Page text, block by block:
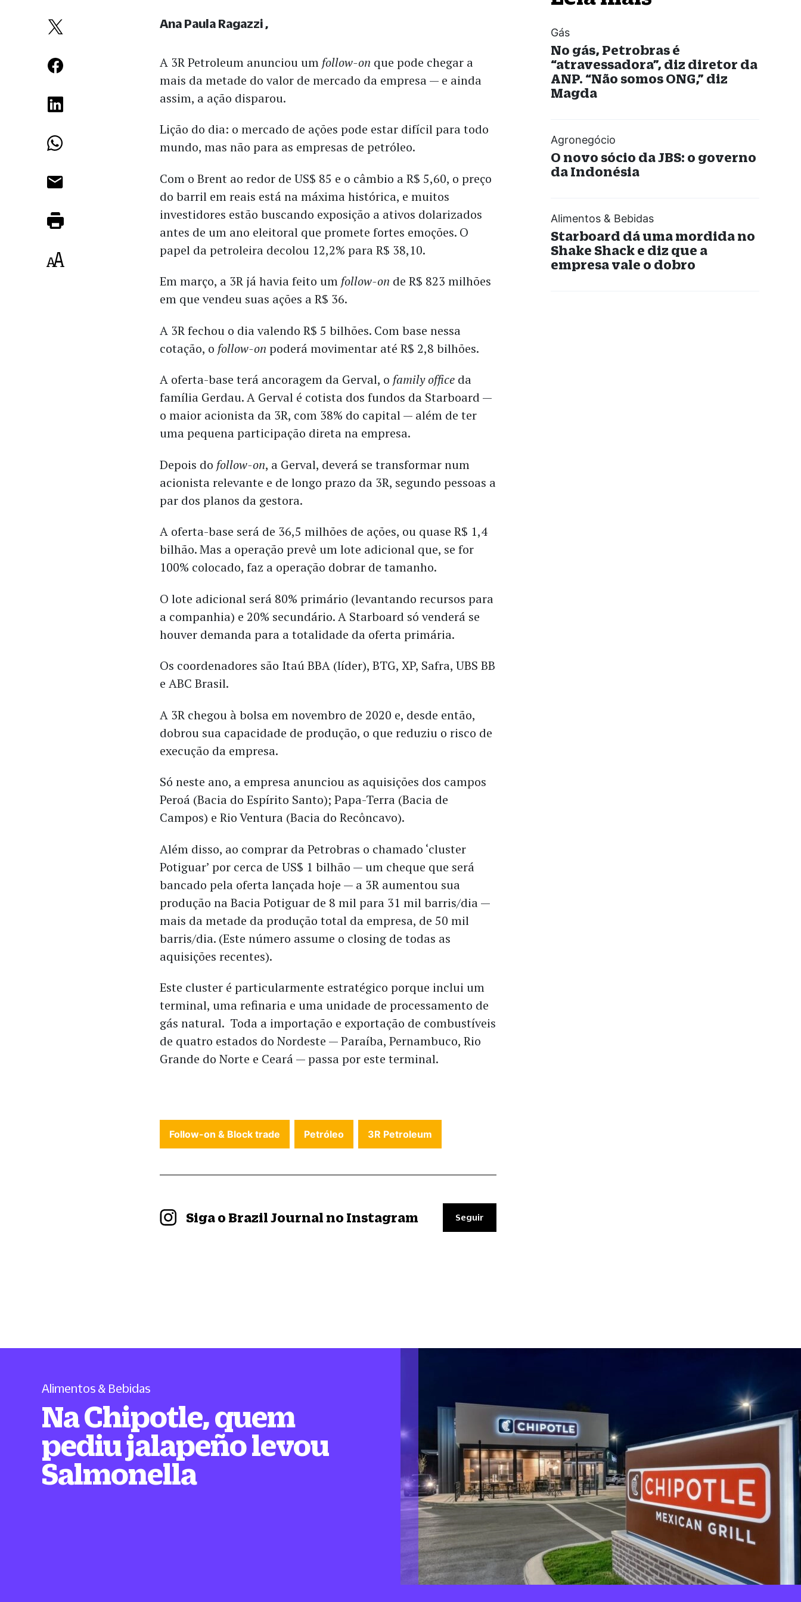
A 3R Petroleum anunciou um follow-on que pode chegar a
mais da metade do valor de mercado da empresa — e ainda
assim, a ação disparou.
Lição do dia: o mercado de ações pode estar difícil para todo
mundo, mas não para as empresas de petróleo.
Com o Brent ao redor de US$ 85 e o câmbio a R$ 5,60, o preço
do barril em reais está na máxima histórica, e muitos
investidores estão buscando exposição a ativos dolarizados
antes de um ano eleitoral que promete fortes emoções. O
papel da petroleira decolou 12,2% para R$ 38,10.
Em março, a 3R já havia feito um follow-on de R$ 823 milhões
em que vendeu suas ações a R$ 36.
A 3R fechou o dia valendo R$ 5 bilhões. Com base nessa
cotação, o follow-on poderá movimentar até R$ 2,8 bilhões.
A oferta-base terá ancoragem da Gerval, o family office da
família Gerdau. A Gerval é cotista dos fundos da Starboard —
o maior acionista da 3R, com 38% do capital — além de ter
uma pequena participação direta na empresa.
Depois do follow-on, a Gerval, deverá se transformar num
acionista relevante e de longo prazo da 3R, segundo pessoas a
par dos planos da gestora.
A oferta-base será de 36,5 milhões de ações, ou quase R$ 1,4
bilhão. Mas a operação prevê um lote adicional que, se for
100% colocado, faz a operação dobrar de tamanho.
O lote adicional será 80% primário (levantando recursos para
a companhia) e 20% secundário. A Starboard só venderá se
houver demanda para a totalidade da oferta primária.
Os coordenadores são Itaú BBA (líder), BTG, XP, Safra, UBS BB
e ABC Brasil.
A 3R chegou à bolsa em novembro de 2020 e, desde então,
dobrou sua capacidade de produção, o que reduziu o risco de
execução da empresa.
Só neste ano, a empresa anunciou as aquisições dos campos
Peroá (Bacia do Espírito Santo); Papa-Terra (Bacia de
Campos) e Rio Ventura (Bacia do Recôncavo).
Além disso, ao comprar da Petrobras o chamado ‘cluster
Potiguar’ por cerca de US$ 1 bilhão — um cheque que será
bancado pela oferta lançada hoje — a 3R aumentou sua
produção na Bacia Potiguar de 8 mil para 31 mil barris/dia —
mais da metade da produção total da empresa, de 50 mil
barris/dia. (Este número assume o closing de todas as
aquisições recentes).
Este cluster é particularmente estratégico porque inclui um
terminal, uma refinaria e uma unidade de processamento de
gás natural. Toda a importação e exportação de combustíveis
de quatro estados do Nordeste — Paraíba, Pernambuco, Rio
Grande do Norte e Ceará — passa por este terminal.
Ana Paula Ragazzi
Follow-on & Block trade Petróleo 3R Petroleum
Siga o Brazil Journal no Instagram Seguir
Gás
No gás, Petrobras é
“atravessadora”, diz diretor da
ANP. “Não somos ONG,” diz
Magda
Agronegócio
O novo sócio da JBS: o governo
da Indonésia
Alimentos & Bebidas
Starboard dá uma mordida no
Shake Shack e diz que a
empresa vale o dobro
Alimentos & Bebidas
Na Chipotle, quem
pediu jalapeño levou
Salmonella